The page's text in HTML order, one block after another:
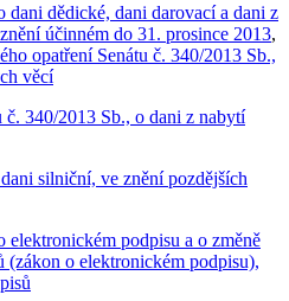
dani dědické, dani darovací a dani z
účinném do 31. prosince 2013,
opatření Senátu č. 340/2013 Sb.,
věcí
č. 340/2013 Sb., o dani z nabytí
silniční, ve znění pozdějších
elektronickém podpisu a o změně
(zákon o elektronickém podpisu),